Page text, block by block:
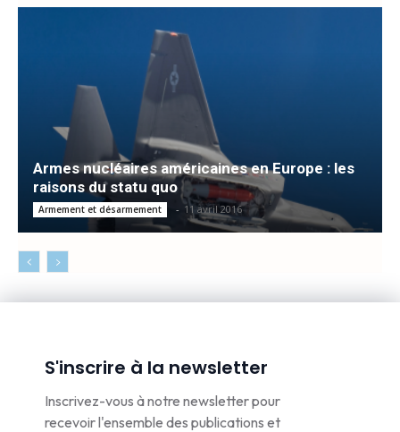
Armes nucléaires américaines en Europe : les
raisons du statu quo
Armement et désarmement - 11 avril 2016
S'inscrire à la newsletter
Inscrivez-vous à notre newsletter pour
recevoir l'ensemble des publications et